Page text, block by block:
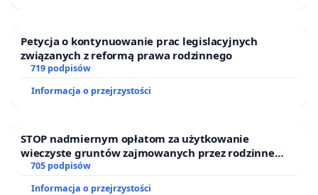
Petycja o kontynuowanie prac legislacyjnych
związanych z reformą prawa rodzinnego
719 podpisów
Informacja o przejrzystości
STOP nadmiernym opłatom za użytkowanie
wieczyste gruntów zajmowanych przez rodzinne
ogrody działkowe.
705 podpisów
Informacja o przejrzystości